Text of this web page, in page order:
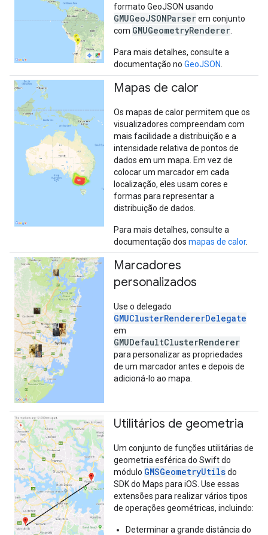
formato GeoJSON usando
GMUGeoJSONParserem conjunto
com GMUGeometryRenderer
Para mais detalhes, consulte a
documentação no GeoJSON
Mapas de calor
Os mapas de calor permitem que os
visualizadores compreendam com
mais facilidade a distribuição e a
intensidade relativa de pontos de
dados em um mapa. Em vez de
colocar um marcador em cada
localização, eles usam cores e
formas para representar a
distribuição de dados.
Para mais detalhes, consulte a
documentação dos mapas de calor.
Marcadores
personalizados
Use o delegado
GMUClusterRendererDelegate
em
GMUDefaultClusterRenderer
para personalizar as propriedades
de um marcador antes e depois de
adicioná-lo ao mapa.
Utilitários de geometria
Um conjunto de funções utilitárias de
geometria esférica do Swift do
módulo GMSGeometryUtilsdo
SDK do Maps para iOS. Use essas
extensões para realizar vários tipos
de operações geométricas, incluindo:
Determinar a grande distância do